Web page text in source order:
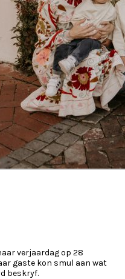
verjaardag op 28
gaste kon smul aan wat
beskryf.